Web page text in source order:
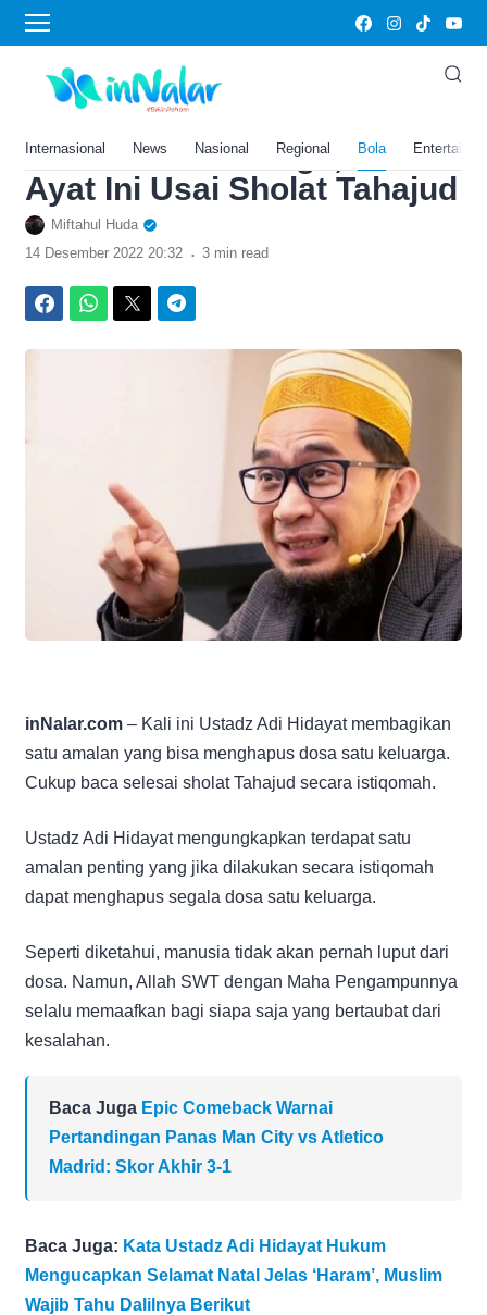
Internasional News Nasional Regional Bola
Home›Bola
Amalan dari Ustadz Adi
Hidayat Ini Bisa Menghapus
Dosa Satu Keluarga, Baca
Ayat Ini Usai Sholat Tahajud
Miftahul Huda
14 Desember 2022 20:32 . 3 min read
inNalar.com – Kali ini Ustadz Adi Hidayat membagikan
satu amalan yang bisa menghapus dosa satu keluarga.
Cukup baca selesai sholat Tahajud secara istiqomah.
Ustadz Adi Hidayat mengungkapkan terdapat satu
amalan penting yang jika dilakukan secara istiqomah
dapat menghapus segala dosa satu keluarga.
Seperti diketahui, manusia tidak akan pernah luput dari
dosa. Namun, Allah SWT dengan Maha Pengampunnya
selalu memaafkan bagi siapa saja yang bertaubat dari
kesalahan.
Baca Juga Epic Comeback Warnai
Pertandingan Panas Man City vs Atletico
Madrid: Skor Akhir 3-1
Baca Juga: Kata Ustadz Adi Hidayat Hukum
Mengucapkan Selamat Natal Jelas ‘Haram’, Muslim
Wajib Tahu Dalilnya Berikut